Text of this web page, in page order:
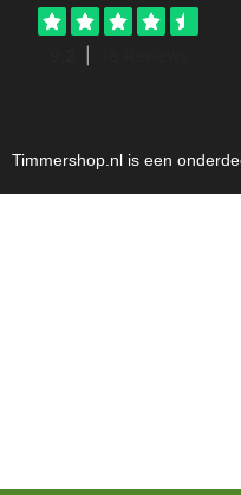
Timmershop.nl is een